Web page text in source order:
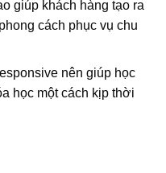
giúp khách hàng tạo ra
cách phục vụ chu
nên giúp học
học một cách kịp thời